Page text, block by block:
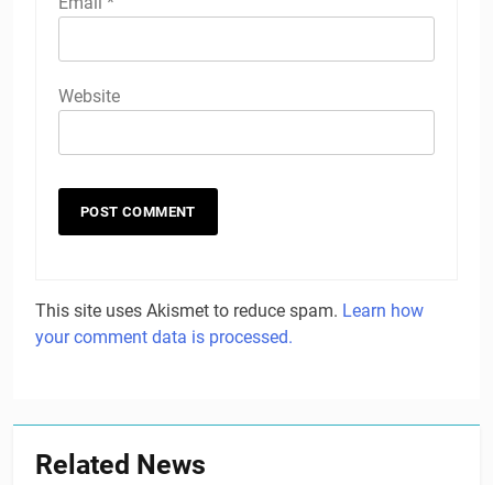
Website
This site uses Akismet to reduce spam. Learn how
your comment data is processed.
Related News